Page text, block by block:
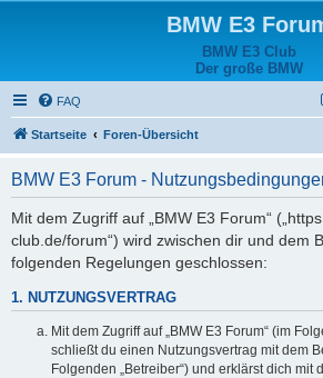
BMW E3
BMW E3 Club
Der große BMW
FAQ
Startseite Foren-Übersicht
BMW E3 Forum -
Mit dem Zugriff auf „BMW E3 Forum“
club.de/forum“) wird zwischen dir und dem
folgenden Regelungen geschlossen:
1. NUTZUNGSVERTRAG
Mit dem Zugriff auf „BMW E3 Forum“ (im
schließt du einen Nutzungsvertrag mit dem
Folgenden „Betreiber“) und erklärst dich mit